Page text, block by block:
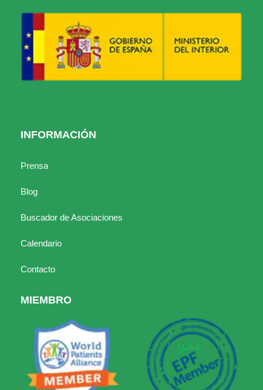
INFORMACIÓN
Prensa
Blog
Buscador de Asociaciones
Calendario
Contacto
MIEMBRO